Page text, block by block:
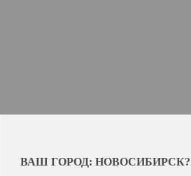
ВАШ ГОРОД: НОВОСИБИРСК?